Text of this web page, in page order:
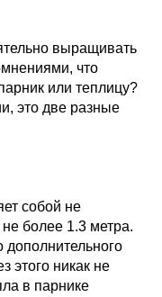
выращивать
что
или теплицу?
это две разные
собой не
более 1.3 метра.
дополнительного
этого никак не
в парнике